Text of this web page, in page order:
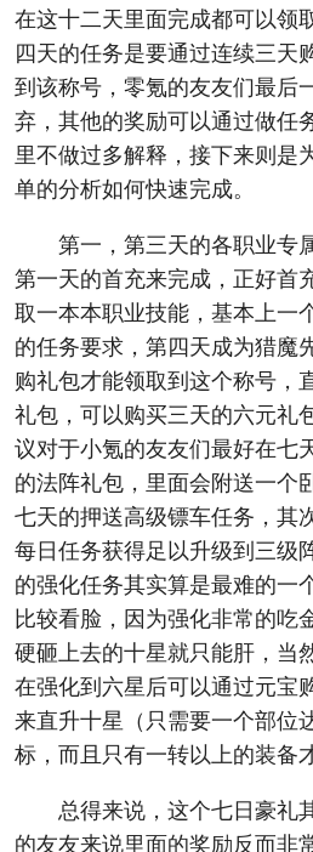
在这十二天里面完成都可以领
四天的任务是要通过连续三天
到该称号，零氪的友友们最后
弃，其他的奖励可以通过做任
里不做过多解释，接下来则是
单的分析如何快速完成。
第一，第三天的各职业专
第一天的首充来完成，正好首
取一本本职业技能，基本上一
的任务要求，第四天成为猎魔
购礼包才能领取到这个称号，
礼包，可以购买三天的六元礼
议对于小氪的友友们最好在七
的法阵礼包，里面会附送一个
七天的押送高级镖车任务，其
每日任务获得足以升级到三级
的强化任务其实算是最难的一
比较看脸，因为强化非常的吃
硬砸上去的十星就只能肝，当
在强化到六星后可以通过元宝
来直升十星（只需要一个部位
标，而且只有一转以上的装备
总得来说，这个七日豪礼
的友友来说里面的奖励反而非